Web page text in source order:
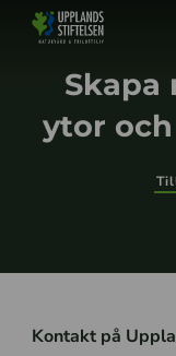
Skapa
ytor
Kontakt på